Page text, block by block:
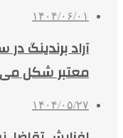
۱۴۰۴/۰۶/۰۱
معتبر شکل
۱۴۰۴/۰۵/۲۷